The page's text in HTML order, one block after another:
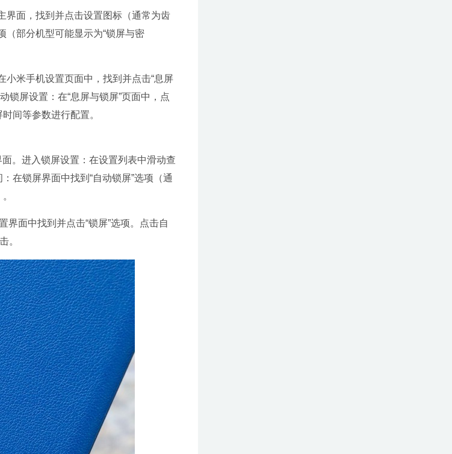
界面，找到并点击设置图标（通常为齿
（部分机型可能显示为“锁屏与密
米手机设置页面中，找到并点击“息屏
锁屏设置：在“息屏与锁屏”页面中，点
间等参数进行配置。
。进入锁屏设置：在设置列表中滑动查
在锁屏界面中找到“自动锁屏”选项（通
界面中找到并点击“锁屏”选项。点击自
。